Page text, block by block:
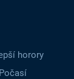
horory
Počasí